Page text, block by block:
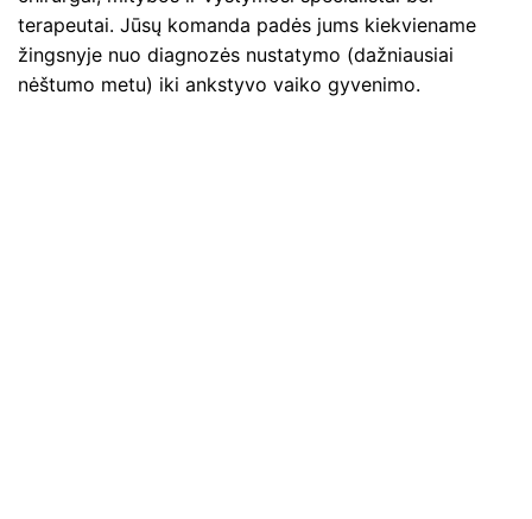
terapeutai. Jūsų komanda padės jums kiekviename
žingsnyje nuo diagnozės nustatymo (dažniausiai
nėštumo metu) iki ankstyvo vaiko gyvenimo.